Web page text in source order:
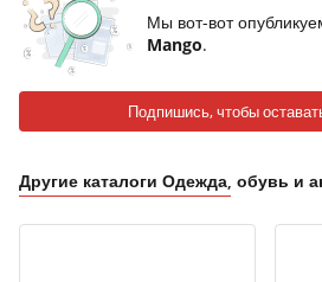
Мы вот-вот
Mango.
Подпишись, чтобы
Другие каталоги Одежда, обувь и